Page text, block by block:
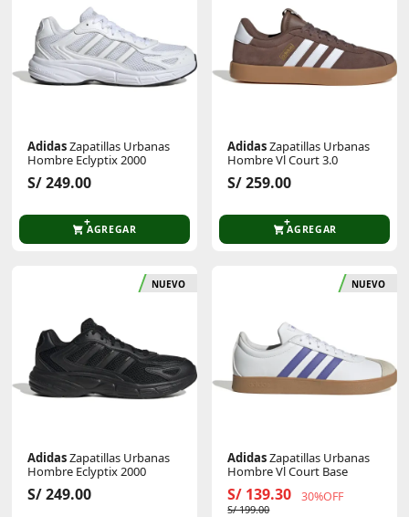
AdidasZapatillas Urbanas
Hombre Eclyptix 2000
S/ 249.00
AGREGAR
AdidasZapatillas Urbanas
Hombre Vl Court 3.0
S/ 259.00
AGREGAR
NUEVO
AdidasZapatillas Urbanas
Hombre Eclyptix 2000
S/ 249.00
NUEVO
AdidasZapatillas Urbanas
Hombre Vl Court Base
S/ 139.30 30%OFF
S/ 199.00